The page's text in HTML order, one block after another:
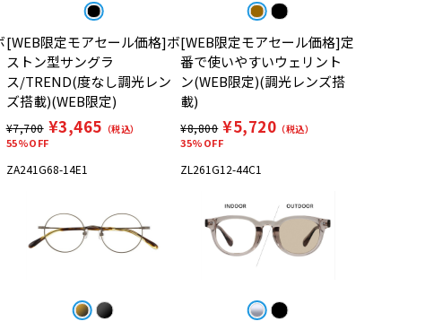
[WEB限定モアセール価格]ボ
ストン型サングラ
ス/TREND(度なし調光レン
ズ搭載)(WEB限定)
¥7,700 ¥3,465 （税込）
55%OFF
ZA241G68-14E1
[WEB限定モアセール価格]定
番で使いやすいウェリント
ン(WEB限定)(調光レンズ搭
載)
¥8,800 ¥5,720 （税込）
35%OFF
ZL261G12-44C1